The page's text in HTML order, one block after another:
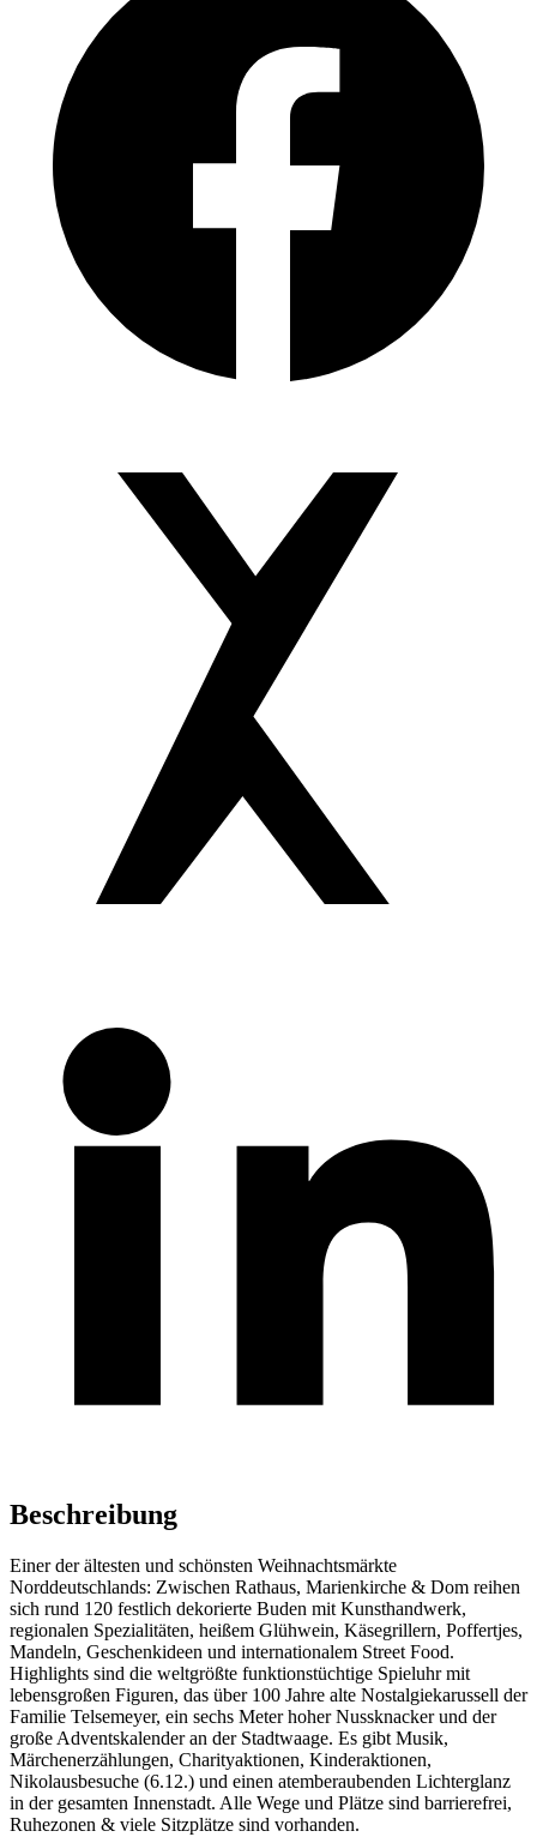
Beschreibung
Einer der ältesten und schönsten Weihnachtsmärkte
Norddeutschlands: Zwischen Rathaus, Marienkirche & Dom reihen
sich rund 120 festlich dekorierte Buden mit Kunsthandwerk,
regionalen Spezialitäten, heißem Glühwein, Käsegrillern, Poffertjes,
Mandeln, Geschenkideen und internationalem Street Food.
Highlights sind die weltgrößte funktionstüchtige Spieluhr mit
lebensgroßen Figuren, das über 100 Jahre alte Nostalgiekarussell der
Familie Telsemeyer, ein sechs Meter hoher Nussknacker und der
große Adventskalender an der Stadtwaage. Es gibt Musik,
Märchenerzählungen, Charityaktionen, Kinderaktionen,
Nikolausbesuche (6.12.) und einen atemberaubenden Lichterglanz
in der gesamten Innenstadt. Alle Wege und Plätze sind barrierefrei,
Ruhezonen & viele Sitzplätze sind vorhanden.